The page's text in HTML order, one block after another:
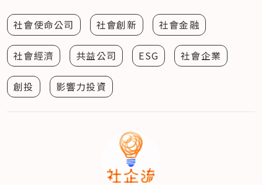
社會使命公司 社會創新 社會金融
社會經濟 共益公司 ESG 社會企業
創投 影響力投資